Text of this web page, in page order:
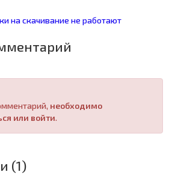
на скачивание не работают
необходимо
или войти.
(1)